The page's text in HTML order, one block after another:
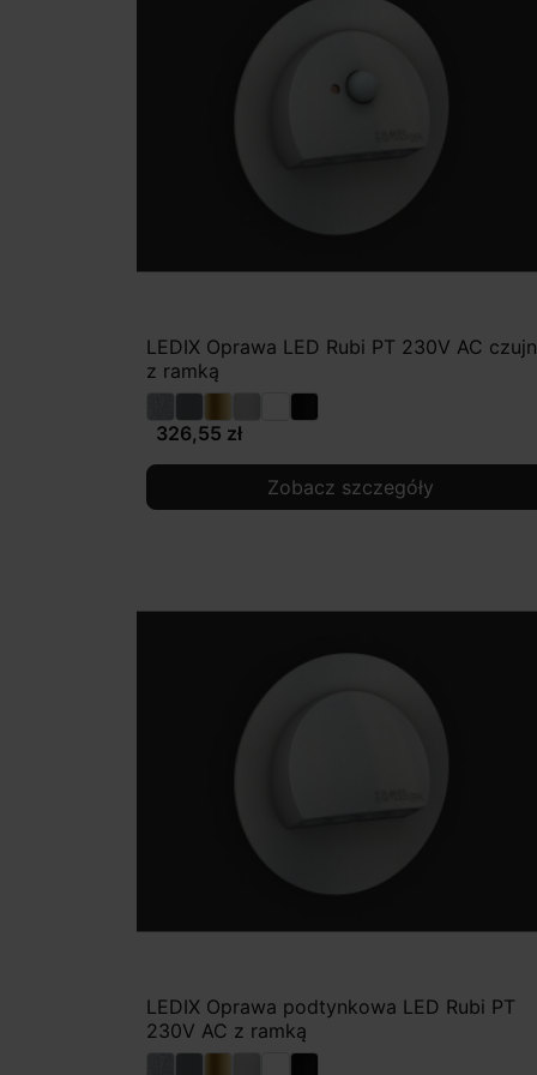
LEDIX Oprawa LED Rubi PT 230V AC
z ramką
326,55 zł
Zobacz szczegóły
LEDIX Oprawa podtynkowa LED Rubi PT
230V AC z ramką